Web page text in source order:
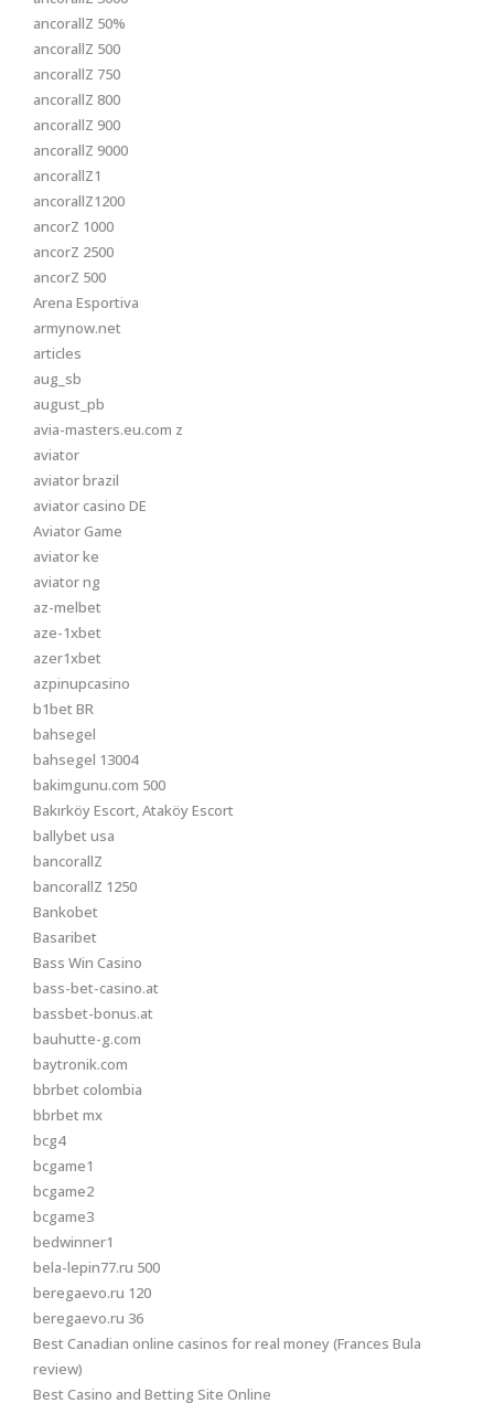
ancorallZ 50%
ancorallZ 500
ancorallZ 750
ancorallZ 800
ancorallZ 900
ancorallZ 9000
ancorallZ1
ancorallZ1200
ancorZ 1000
ancorZ 2500
ancorZ 500
Arena Esportiva
armynow.net
articles
aug_sb
august_pb
avia-masters.eu.com z
aviator
aviator brazil
aviator casino DE
Aviator Game
aviator ke
aviator ng
az-melbet
aze-1xbet
azer1xbet
azpinupcasino
b1bet BR
bahsegel
bahsegel 13004
bakimgunu.com 500
Bakırköy Escort, Ataköy Escort
ballybet usa
bancorallZ
bancorallZ 1250
Bankobet
Basaribet
Bass Win Casino
bass-bet-casino.at
bassbet-bonus.at
bauhutte-g.com
baytronik.com
bbrbet colombia
bbrbet mx
bcg4
bcgame1
bcgame2
bcgame3
bedwinner1
bela-lepin77.ru 500
beregaevo.ru 120
beregaevo.ru 36
Best Canadian online casinos for real money (Frances Bula
review)
Best Casino and Betting Site Online